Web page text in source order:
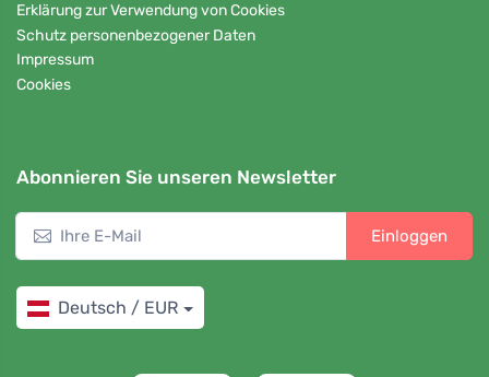
Erklärung zur Verwendung von Cookies
Schutz personenbezogener Daten
Impressum
Cookies
Abonnieren Sie unseren Newsletter
Einloggen
Deutsch / EUR